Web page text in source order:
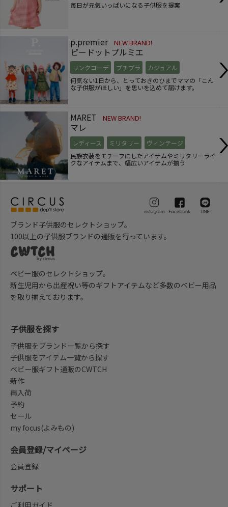
毎日が元気いっぱいになる子供服を提案
p.premier NEW BRAND!
ピードットプルミエ
リンクコーデ プチプラ
カジュアル
何気ない1日から、とっておきのひまでママの「こん
な子供服がほしい」を思いを込めて届けます。
MARET NEW BRAND!
マレ
レディース ミリタリー
ヴィンテージ
民族衣装をモチーフにしたアイテムやミリタリーライ
クなアイテムまで、幅広いアイテムが揃う
ブランド子供服のセレクトショップ。
100以上の子供服ブランドの通販を行っています。
ベビー服のセレクトショップ。
新生児用から出産祝い等のギフトアイテムなど多数のベビー用品
を取り揃えております。
子供服を探す
子供服をブランド一覧から探す
子供服をアイテム一覧から探す
ベビー服ギフト通販のCWTCH
新作
再入荷
予約
セール
my focus(よみもの)
会員登録/マイページ
会員登録
サポート
ご利用ガイド